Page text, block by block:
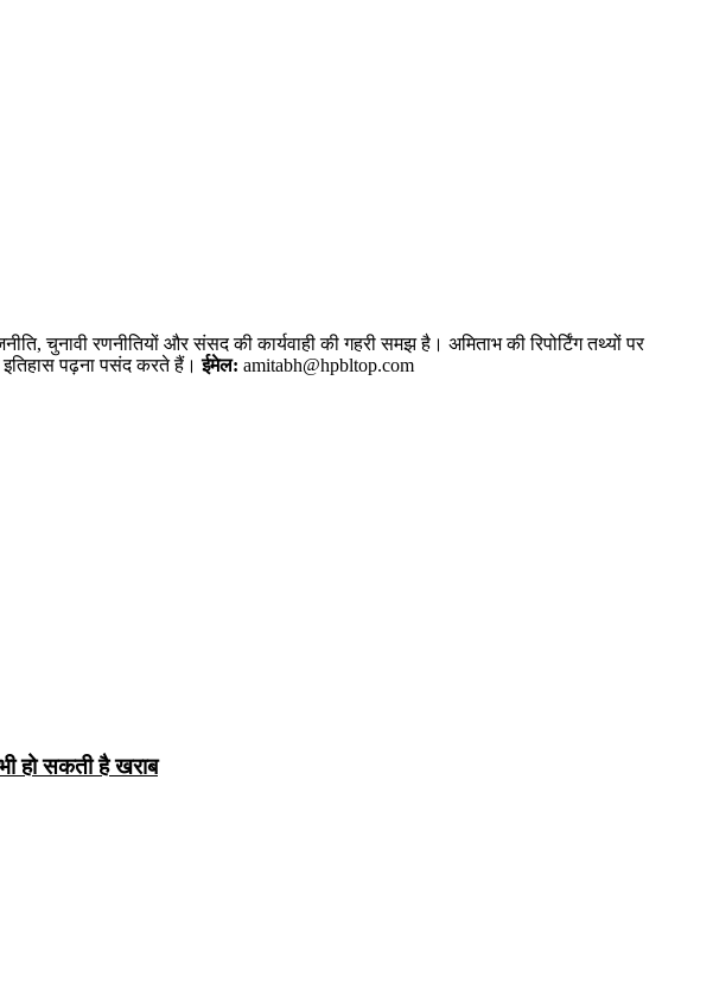
चुनावी रणनीतियों और संसद की कार्यवाही की गहरी समझ है। अमिताभ की रिपोर्टिंग तथ्यों पर
इतिहास पढ़ना पसंद करते हैं।ईमेल: amitabh@hpbltop.com
हो सकती है खराब